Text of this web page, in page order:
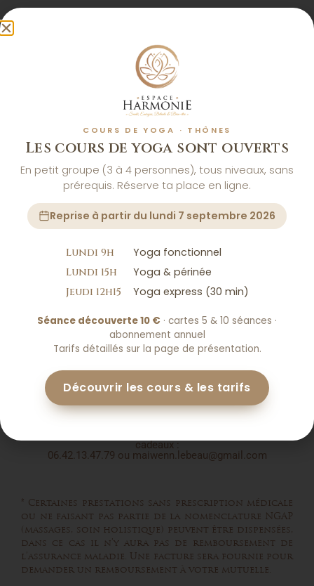
Soin de bienvenue bébé (60 min)
Soins Kiné **
Séance Kiné Busquet (60min)
enfant / adulte 60€
Séance suivi Kiné Busquet
(30min)
enfant / adulte 30€
Bébé (0 à 18 mois)
Réserver une séance
cadeaux :
06.42.13.47.79 ou maiwenn.lebeau@gmail.com
* Certaines prestations sans prescription médicale
ou ne faisant pas partie de la nomenclature NGAP
(massages, soin holistique) peuvent être dispensées,
dans ce cas il n’y aura pas de remboursement de
l’assurance maladie. Une facture sera fournie pour
demander un remboursement à votre mutuelle.
COURS DE YOGA · THÔNES
Les cours de yoga sont ouverts
En petit groupe (3 à 4 personnes), tous niveaux, sans
prérequis. Réserve ta place en ligne.
Reprise à partir du lundi 7 septembre 2026
Lundi 9h Yoga fonctionnel
Lundi 15h Yoga & périnée
Jeudi 12h15 Yoga express (30 min)
Séance découverte 10 € · cartes 5 & 10 séances ·
abonnement annuel
Tarifs détaillés sur la page de présentation.
Découvrir les cours & les tarifs